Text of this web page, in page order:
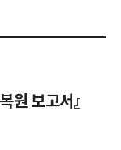
원 보고서』